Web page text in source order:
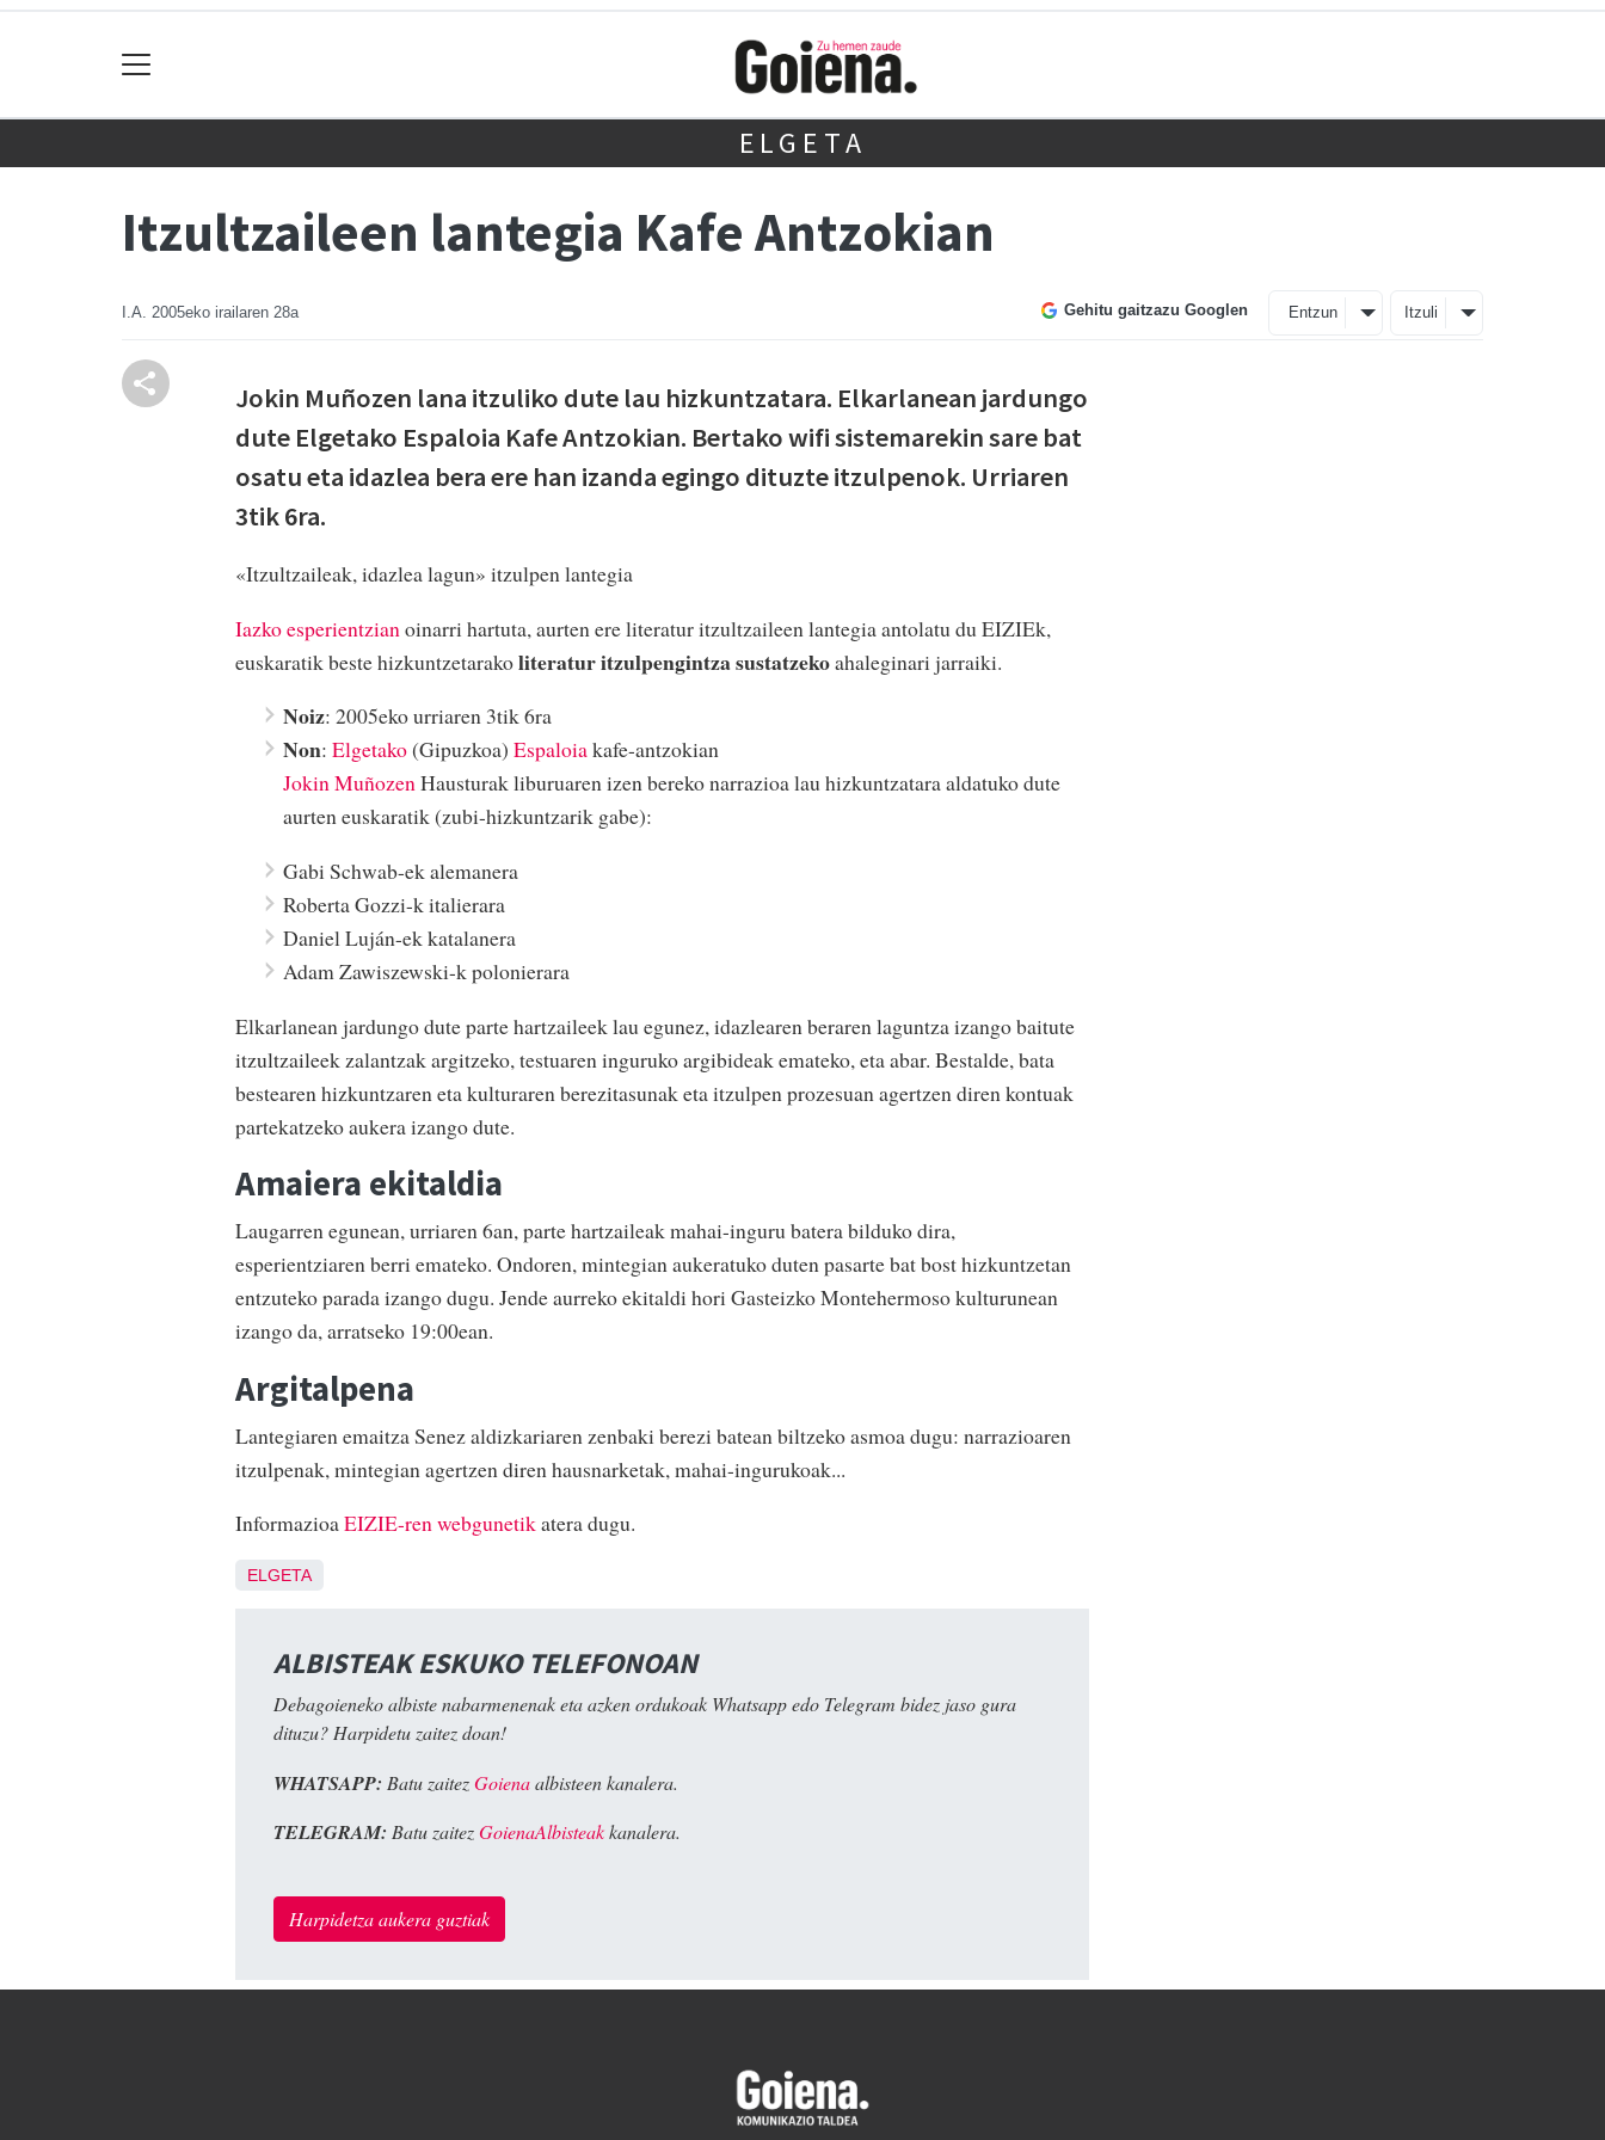
ELGETA
Itzultzaileen lantegia Kafe Antzokian
I.A. 2005eko irailaren 28a Gehitu gaitzazu Googlen Entzun Itzuli
Jokin Muñozen lana itzuliko dute lau hizkuntzatara. Elkarlanean jardungo
dute Elgetako Espaloia Kafe Antzokian. Bertako wifi sistemarekin sare bat
osatu eta idazlea bera ere han izanda egingo dituzte itzulpenok. Urriaren
3tik 6ra.
«Itzultzaileak, idazlea lagun» itzulpen lantegia
Iazko esperientzianoinarri hartuta, aurten ere literatur itzultzaileen lantegia antolatu du EIZIEk,
euskaratik beste hizkuntzetarakoliteratur itzulpengintza sustatzekoahaleginari jarraiki.
Noiz: 2005eko urriaren 3tik 6ra
Non: Elgetako(Gipuzkoa) Espaloiakafe-antzokian
Jokin MuñozenHausturak liburuaren izen bereko narrazioa lau hizkuntzatara aldatuko dute
aurten euskaratik (zubi-hizkuntzarik gabe):
Gabi Schwab-ek alemanera
Roberta Gozzi-k italierara
Daniel Luján-ek katalanera
Adam Zawiszewski-k polonierara
Elkarlanean jardungo dute parte hartzaileek lau egunez, idazlearen beraren laguntza izango baitute
itzultzaileek zalantzak argitzeko, testuaren inguruko argibideak emateko, eta abar. Bestalde, bata
bestearen hizkuntzaren eta kulturaren berezitasunak eta itzulpen prozesuan agertzen diren kontuak
partekatzeko aukera izango dute.
Amaiera ekitaldia
Laugarren egunean, urriaren 6an, parte hartzaileak mahai-inguru batera bilduko dira,
esperientziaren berri emateko. Ondoren, mintegian aukeratuko duten pasarte bat bost hizkuntzetan
entzuteko parada izango dugu. Jende aurreko ekitaldi hori Gasteizko Montehermoso kulturunean
izango da, arratseko 19:00ean.
Argitalpena
Lantegiaren emaitza Senez aldizkariaren zenbaki berezi batean biltzeko asmoa dugu: narrazioaren
itzulpenak, mintegian agertzen diren hausnarketak, mahai-ingurukoak...
InformazioaEIZIE-ren webgunetikatera dugu.
ELGETA
ALBISTEAK ESKUKO TELEFONOAN
Debagoieneko albiste nabarmenenak eta azken ordukoak Whatsapp edo Telegram bidez jaso gura
dituzu? Harpidetu zaitez doan!
WHATSAPP: Batu zaitezGoienaalbisteen kanalera.
TELEGRAM: Batu zaitezGoienaAlbisteakkanalera.
Harpidetza aukera guztiak